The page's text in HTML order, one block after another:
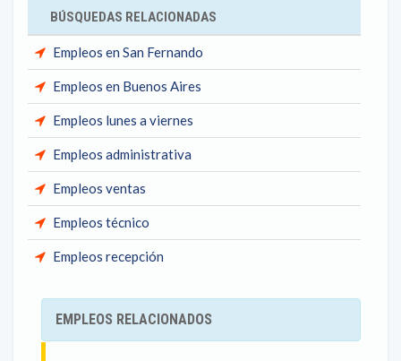
BÚSQUEDAS RELACIONADAS
Empleos en San Fernando
Empleos en Buenos Aires
Empleos lunes a viernes
Empleos administrativa
Empleos ventas
Empleos técnico
Empleos recepción
EMPLEOS RELACIONADOS